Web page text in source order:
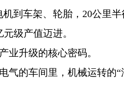
机到车架、轮胎，20公里
级产值迈进。
业升级的核心密码。
气的车间里，机械运转的